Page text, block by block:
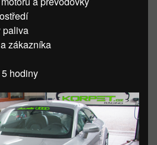
paliva
zákazníka
hodiny